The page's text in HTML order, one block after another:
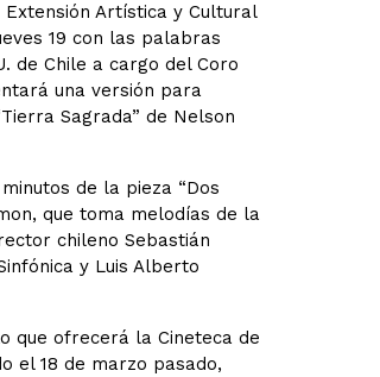
Artística y Cultural
19 con las palabras
de Chile a cargo del Coro
una versión para
Sagrada” de Nelson
de la pieza “Dos
que toma melodías de la
chileno Sebastián
y Luis Alberto
que ofrecerá la Cineteca de
el 18 de marzo pasado,